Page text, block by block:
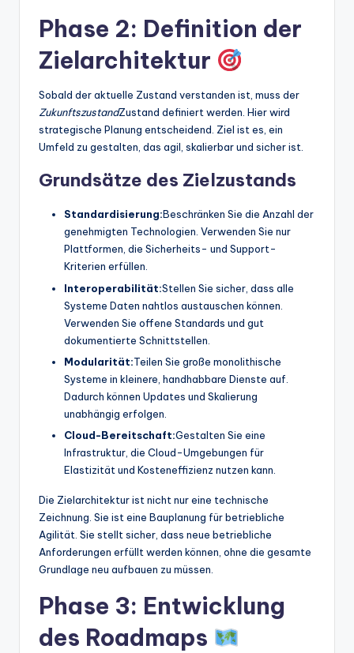
Phase 2: Definition der
Zielarchitektur
Sobald der aktuelle Zustand verstanden ist, muss der
ZukunftszustandZustand definiert werden. Hier wird
strategische Planung entscheidend. Ziel ist es, ein
Umfeld zu gestalten, das agil, skalierbar und sicher ist.
Grundsätze des Zielzustands
Standardisierung:Beschränken Sie die Anzahl der
genehmigten Technologien. Verwenden Sie nur
Plattformen, die Sicherheits- und Support-
Kriterien erfüllen.
Interoperabilität:Stellen Sie sicher, dass alle
Systeme Daten nahtlos austauschen können.
Verwenden Sie offene Standards und gut
dokumentierte Schnittstellen.
Modularität:Teilen Sie große monolithische
Systeme in kleinere, handhabbare Dienste auf.
Dadurch können Updates und Skalierung
unabhängig erfolgen.
Cloud-Bereitschaft:Gestalten Sie eine
Infrastruktur, die Cloud-Umgebungen für
Elastizität und Kosteneffizienz nutzen kann.
Die Zielarchitektur ist nicht nur eine technische
Zeichnung. Sie ist eine Bauplanung für betriebliche
Agilität. Sie stellt sicher, dass neue betriebliche
Anforderungen erfüllt werden können, ohne die gesamte
Grundlage neu aufbauen zu müssen.
Phase 3: Entwicklung
des Roadmaps